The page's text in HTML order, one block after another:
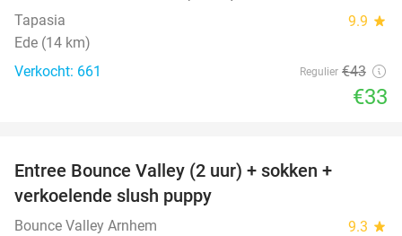
Tapasia 9.9 star
Ede (14 km)
Verkocht: 661
Regulier €43
€33
Entree Bounce Valley (2 uur) + sokken +
verkoelende slush puppy
Bounce Valley Arnhem 9.3 star